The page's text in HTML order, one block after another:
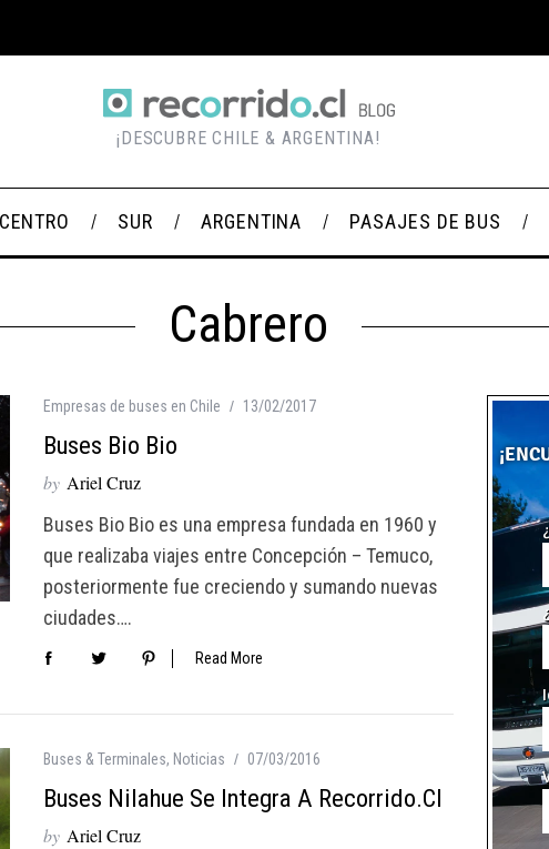
¡DESCUBRE CHILE & ARGENTINA!
CENTRO SUR ARGENTINA PASAJES DE BUS
Cabrero
Empresas de buses en Chile 13/02/2017
Buses Bio Bio
by Ariel Cruz
Buses Bio Bio es una empresa fundada en 1960 y
que realizaba viajes entre Concepción – Temuco,
posteriormente fue creciendo y sumando nuevas
ciudades….
Read More
Buses & Terminales, Noticias 07/03/2016
Buses Nilahue Se Integra A Recorrido.cl
by Ariel Cruz